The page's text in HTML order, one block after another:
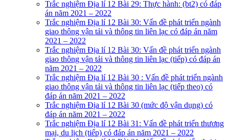
Trắc nghiệm Địa lí 12 Bài 29: Thực hành: (bt2) có đáp
án năm 2021 – 2022
Trắc nghiệm Địa lí 12 Bài 30: Vấn đề phát triển ngành
giao thông vận tải và thông tin liên lạc có đáp án năm
2021 – 2022
Trắc nghiệm Địa lí 12 Bài 30: Vấn đề phát triển ngành
giao thông vận tải và thông tin liên lạc (tiếp) có đáp án
năm 2021 – 2022
Trắc nghiệm Địa lí 12 Bài 30 : Vấn đề phát triển ngành
giao thông vận tải và thông tin liên lạc (tiếp theo) có
đáp án năm 2021 – 2022
Trắc nghiệm Địa lí 12 Bài 30 (mức độ vận dụng) có
đáp án năm 2021 – 2022
Trắc nghiệm Địa lí 12 Bài 31: Vấn đề phát triển thương
mại, du lịch (tiếp) có đáp án năm 2021 – 2022